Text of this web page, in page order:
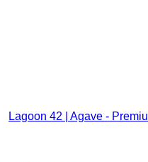
Lagoon 42 | Agave -